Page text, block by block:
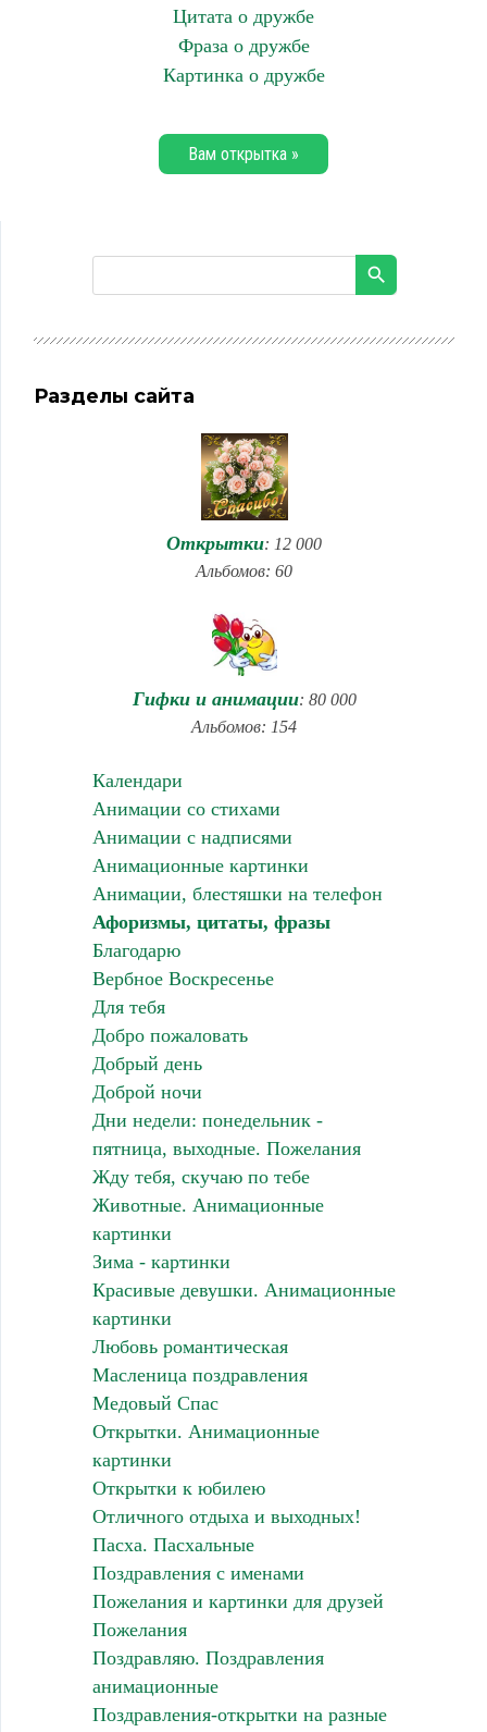
Цитата о дружбе
Фраза о дружбе
Картинка о дружбе
Вам открытка »
Разделы сайта
Открытки: 12 000
Альбомов: 60
Гифки и анимации: 80 000
Альбомов: 154
Календари
Анимации со стихами
Анимации с надписями
Анимационные картинки
Анимации, блестяшки на телефон
Афоризмы, цитаты, фразы
Благодарю
Вербное Воскресенье
Для тебя
Добро пожаловать
Добрый день
Доброй ночи
Дни недели: понедельник -
пятница, выходные. Пожелания
Жду тебя, скучаю по тебе
Животные. Анимационные
картинки
Зима - картинки
Красивые девушки. Анимационные
картинки
Любовь романтическая
Масленица поздравления
Медовый Спас
Открытки. Анимационные
картинки
Открытки к юбилею
Отличного отдыха и выходных!
Пасха. Пасхальные
Поздравления с именами
Пожелания и картинки для друзей
Пожелания
Поздравляю. Поздравления
анимационные
Поздравления-открытки на разные